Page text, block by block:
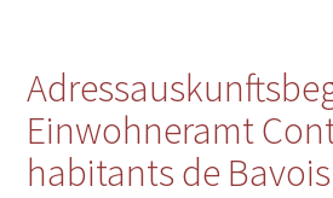
Einwohneramt
habitants de Bavois